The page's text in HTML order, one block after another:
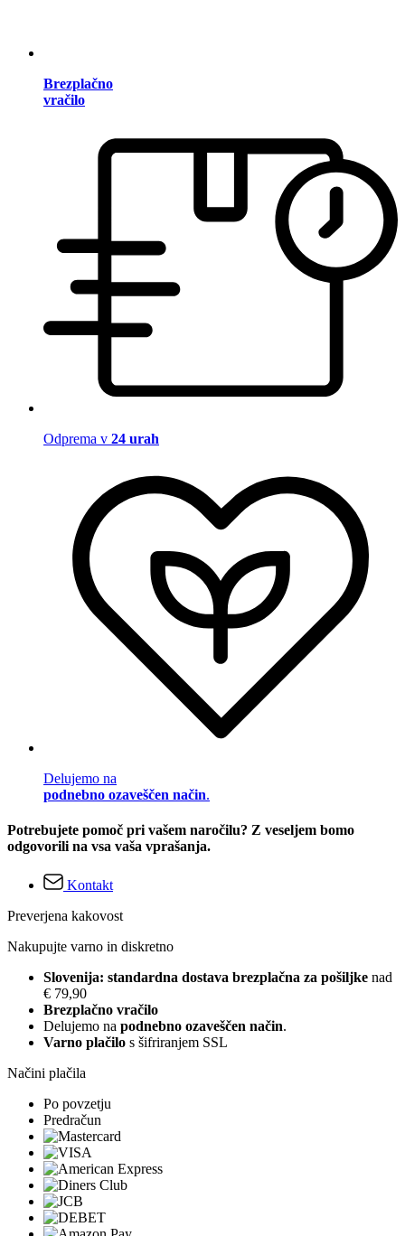
Brezplačno
vračilo
Odprema v 24 urah
Delujemo na
podnebno ozaveščen način.
Potrebujete pomoč pri vašem naročilu? Z veseljem bomo
odgovorili na vsa vaša vprašanja.
Kontakt
Preverjena kakovost
Nakupujte varno in diskretno
Slovenija: standardna dostava brezplačna za pošiljke nad
€ 79,90
Brezplačno vračilo
Delujemo na podnebno ozaveščen način.
Varno plačilo s šifriranjem SSL
Načini plačila
Po povzetju
Predračun